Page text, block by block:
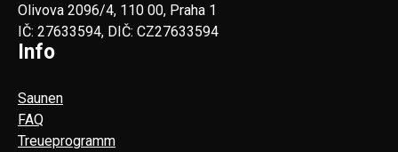
Olivova 2096/4, 110 00, Praha 1
IČ: 27633594, DIČ: CZ27633594
Info
Saunen
FAQ
Treueprogramm